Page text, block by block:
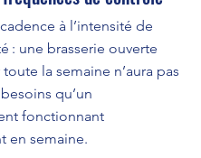
à l’intensité de
: une brasserie ouverte
la semaine n’aura pas
qu’un
fonctionnant
en semaine.